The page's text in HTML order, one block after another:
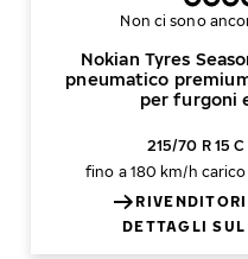
Nokian Tyres
pneumatico
per furgoni
Non ci sono
215/70 R 15
fino a 180 km/h
DETTAGLI